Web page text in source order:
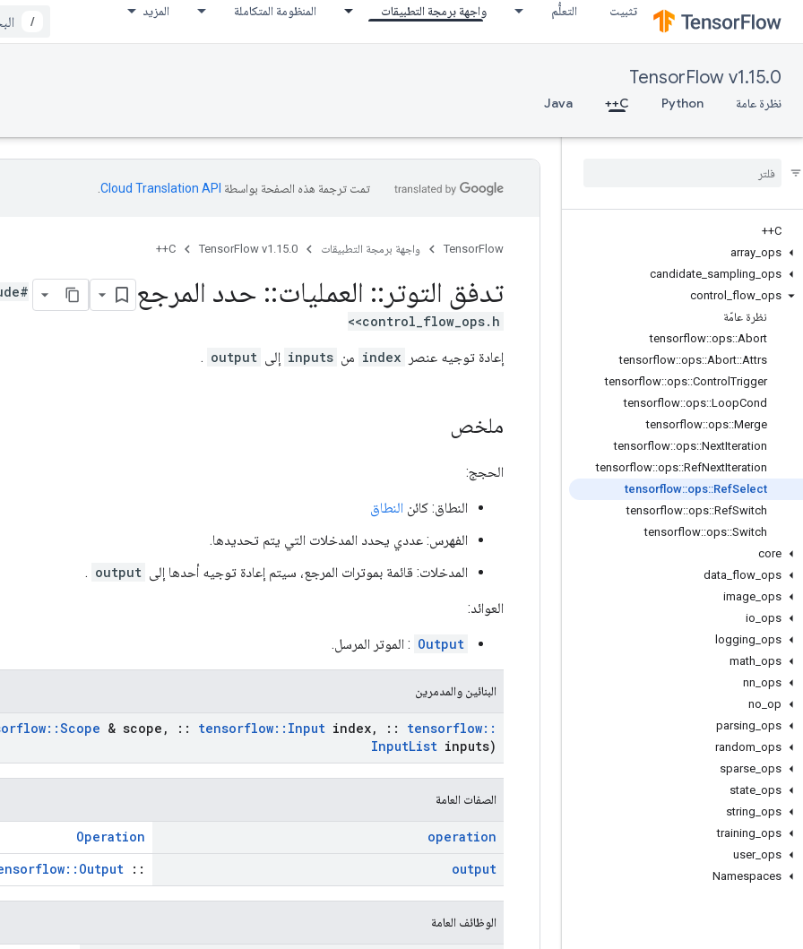
تثبيت التعلُّم واجهة برمجة التطبيقات المنظومة المتكاملة المزيد
/
TensorFlow v1.15.0
نظرة عامة Python
C++
Java
C++
array ops
candidate sampling ops
control
flow ops
نظرة عامّة
tensorflow::ops::Abort
tensorflow::ops::Abort::Attrs
tensorflow::ops::ControlTrigger
tensorflow::ops::LoopCond
tensorflow::ops::Merge
tensorflow::ops::NextIteration
tensorflow::ops::RefNextIteration
tensorflow::ops::RefSelect
tensorflow::ops::RefSwitch
tensorflow::ops::Switch
core
data flow ops
image ops
io ops
logging ops
math ops
nn ops
no op
parsing ops
random ops
sparse ops
state ops
string ops
training ops
user_ ops
Namespaces
تمت ترجمة هذه الصفحة بواسطة Cloud Translation API‏
TensorFlow واجهة برمجة التطبيقات TensorFlow v1.15.0
C++
تدفق التوتر :: العمليات:: حدد المرجع
<control_flow_ops.h>
إعادة توجيه عنصر index من inputs إلى output
.
ملخص
الحجج:
النطاق: كائن النطاق
الفهرس: عددي يحدد المدخلات التي يتم تحديدها.
المدخلات: قائمة بموترات المرجع، سيتم إعادة توجيه أحدها إلى output
.
العوائد:
Output : الموتر المرسل.
البنائين والمدمرين
::Scope & scope , :: tensorflow:: Input index, :: tensorflow::
InputList inputs)
الصفات العامة
operation
Operation
output
::
الوظائف العامة